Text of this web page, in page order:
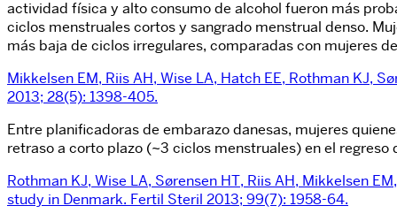
actividad física y alto consumo de alcohol fueron más
ciclos menstruales cortos y sangrado menstrual denso.
más baja de ciclos irregulares, comparadas con mujeres
Mikkelsen EM, Riis AH, Wise LA, Hatch EE, Rothman KJ,
2013; 28(5): 1398-405.
Entre planificadoras de embarazo danesas, mujeres
retraso a corto plazo (~3 ciclos menstruales) en el
Rothman KJ, Wise LA, Sørensen HT, Riis AH, Mikkelsen
study in Denmark. Fertil Steril 2013; 99(7): 1958-64.